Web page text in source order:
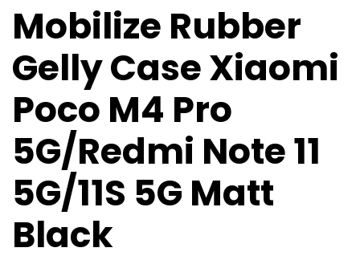
Mobilize Rubber
Gelly Case Xiaomi
Poco M4 Pro
5G/Redmi Note 11
5G/11S 5G Matt
Black